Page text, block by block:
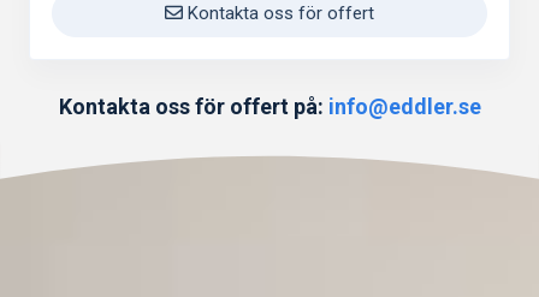
Kontakta oss för offert
Kontakta oss för offert på: info@eddler.se